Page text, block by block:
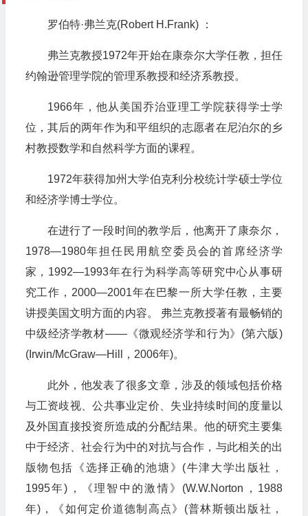
罗伯特·弗兰克(Robert H.Frank) ：
弗兰克教授1972年开始在康奈尔大学任教，担任
约翰逊管理学院的管理系教授和经济系教授。
1966年，他从美国乔治亚理工学院获得学士学
位，其后的两年作为和平组织的志愿者在尼泊尔的乡
村教授数学和自然科学方面的课程。
1972年获得加州大学伯克利分校统计学硕士学位
和经济学博士学位。
在进行了一段时间的教学后，他离开了康奈尔，
1978—1980年担任民用航空委员会的首席经济学
家，1992—1993年在行为科学高等研究中心从事研
究工作，2000—2001年在巴黎一所大学任教，主要
讲授美国文明方面的内容。 弗兰克教授著有最畅销的
中级经济学教材——《微观经济学和行为》(第六版)
(Irwin/McGraw—Hill，2006年)。
此外，他发表了很多文章，涉及的领域包括价格
与工资歧视、公共事业定价、失业持续时间的度量以
及外国直接投资所造成的分配结果。他的研究主要集
中于经济、社会行为中的对抗与合作，与此相关的出
版物包括《选择正确的池塘》(牛津大学出版社，
1995年)，《理智中的激情》(W.W.Norton，1988
年)，《如何定价道德制高点》(普林斯顿出版社，